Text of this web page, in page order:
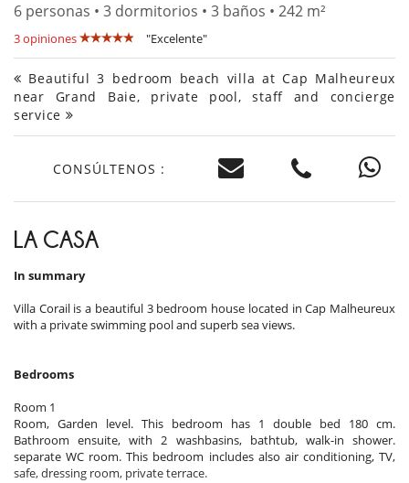
6 personas • 3 dormitorios • 3 baños • 242 m²
3 opiniones "Excelente"
Beautiful 3 bedroom beach villa at Cap Malheureux
near Grand Baie, private pool, staff and concierge
service
CONSÚLTENOS :
LA CASA
In summary
Villa Corail is a beautiful 3 bedroom house located in Cap Malheureux
with a private swimming pool and superb sea views.
Bedrooms
Room 1
Room, Garden level. This bedroom has 1 double bed 180 cm.
Bathroom ensuite, with 2 washbasins, bathtub, walk-in shower.
separate WC room. This bedroom includes also air conditioning, TV,
safe, dressing room, private terrace.